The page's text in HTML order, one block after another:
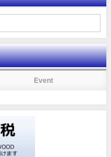
Event